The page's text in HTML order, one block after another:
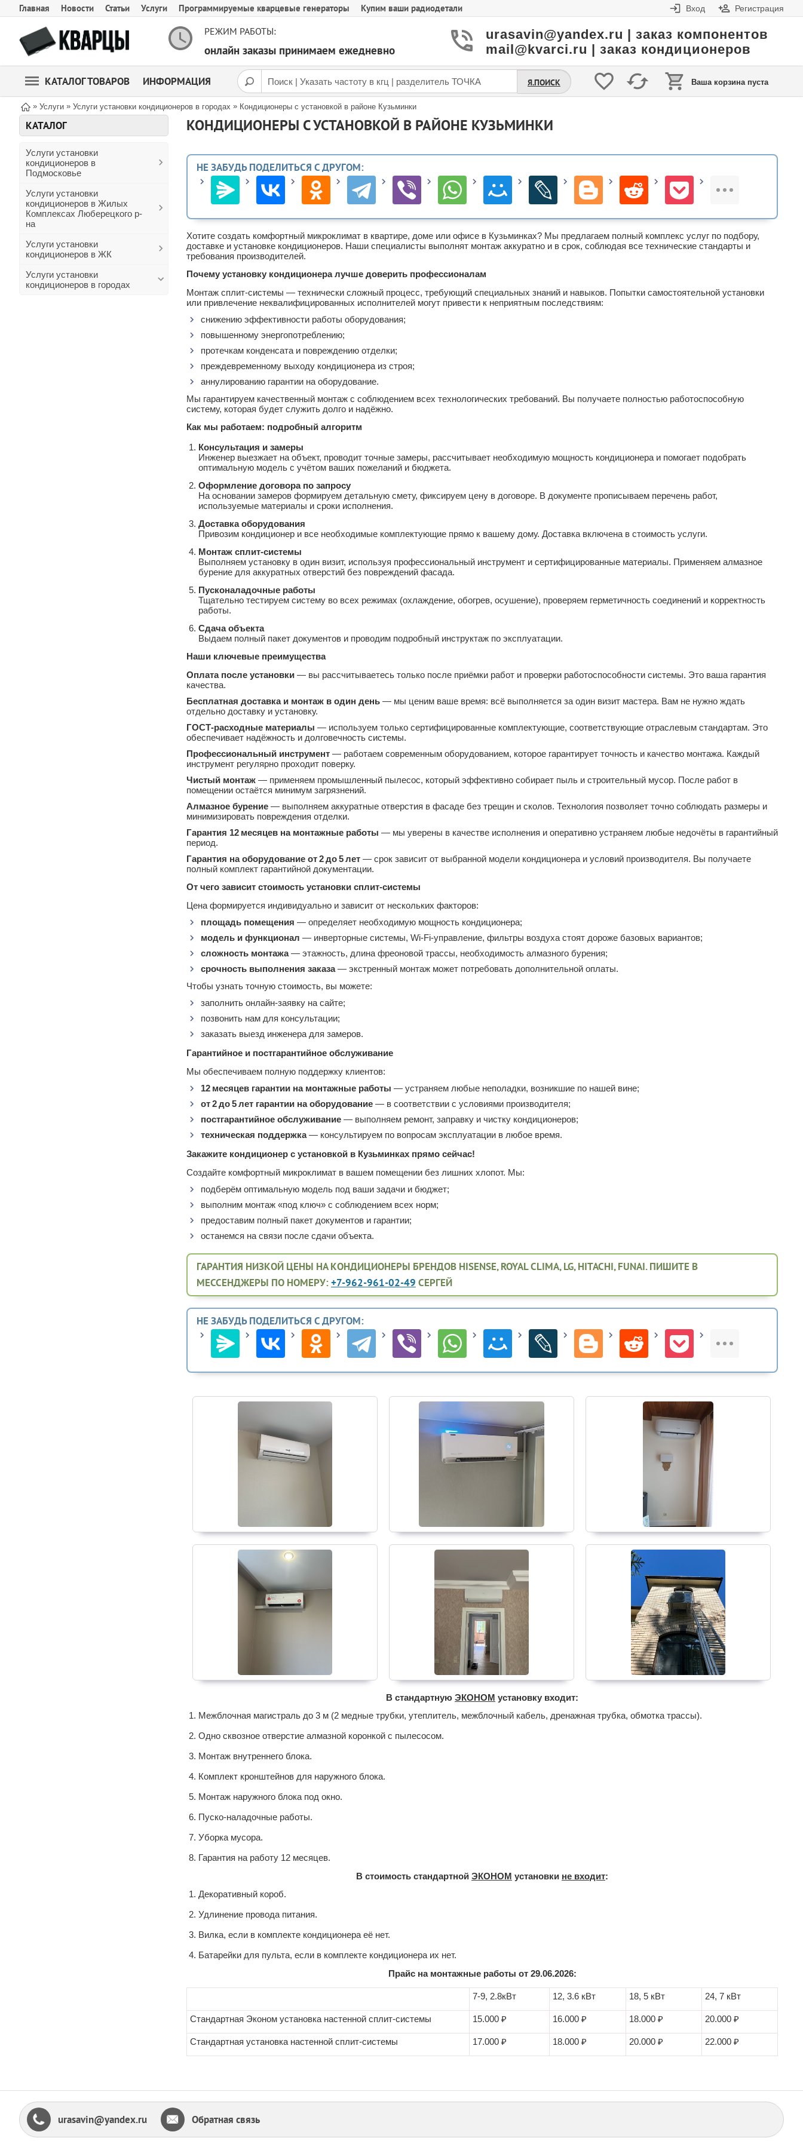
Главная Новости Статьи Услуги Программируемые кварцевые генераторы Купим ваши радиодетали Вход Регистрация
РЕЖИМ РАБОТЫ:
онлайн заказы принимаем ежедневно
urasavin@yandex.ru | заказ компонентов
mail@kvarci.ru | заказ кондиционеров
КАТАЛОГ ТОВАРОВ ИНФОРМАЦИЯ Ваша корзина пуста
Я.ПОИСК
» Услуги » Услуги установки кондиционеров в городах » Кондиционеры с установкой в районе Кузьминки
КАТАЛОГ
Услуги установки
кондиционеров в
Подмосковье
Услуги установки
кондиционеров в Жилых
Комплексах Люберецкого р-
на
Услуги установки
кондиционеров в ЖК
Услуги установки
кондиционеров в городах
КОНДИЦИОНЕРЫ С УСТАНОВКОЙ В РАЙОНЕ КУЗЬМИНКИ
НЕ ЗАБУДЬ ПОДЕЛИТЬСЯ С ДРУГОМ:
Хотите создать комфортный микроклимат в квартире, доме или офисе в Кузьминках? Мы предлагаем полный комплекс услуг по подбору,
доставке и установке кондиционеров. Наши специалисты выполнят монтаж аккуратно и в срок, соблюдая все технические стандарты и
требования производителей.
Почему установку кондиционера лучше доверить профессионалам
Монтаж сплит‑системы — технически сложный процесс, требующий специальных знаний и навыков. Попытки самостоятельной установки
или привлечение неквалифицированных исполнителей могут привести к неприятным последствиям:
снижению эффективности работы оборудования;
повышенному энергопотреблению;
протечкам конденсата и повреждению отделки;
преждевременному выходу кондиционера из строя;
аннулированию гарантии на оборудование.
Мы гарантируем качественный монтаж с соблюдением всех технологических требований. Вы получаете полностью работоспособную
систему, которая будет служить долго и надёжно.
Как мы работаем: подробный алгоритм
Консультация и замеры
Инженер выезжает на объект, проводит точные замеры, рассчитывает необходимую мощность кондиционера и помогает подобрать
оптимальную модель с учётом ваших пожеланий и бюджета.
Оформление договора по запросу
На основании замеров формируем детальную смету, фиксируем цену в договоре. В документе прописываем перечень работ,
используемые материалы и сроки исполнения.
Доставка оборудования
Привозим кондиционер и все необходимые комплектующие прямо к вашему дому. Доставка включена в стоимость услуги.
Монтаж сплит‑системы
Выполняем установку в один визит, используя профессиональный инструмент и сертифицированные материалы. Применяем алмазное
бурение для аккуратных отверстий без повреждений фасада.
Пусконаладочные работы
Тщательно тестируем систему во всех режимах (охлаждение, обогрев, осушение), проверяем герметичность соединений и корректность
работы.
Сдача объекта
Выдаем полный пакет документов и проводим подробный инструктаж по эксплуатации.
Наши ключевые преимущества
Оплата после установки — вы рассчитываетесь только после приёмки работ и проверки работоспособности системы. Это ваша гарантия
качества.
Бесплатная доставка и монтаж в один день — мы ценим ваше время: всё выполняется за один визит мастера. Вам не нужно ждать
отдельно доставку и установку.
ГОСТ‑расходные материалы — используем только сертифицированные комплектующие, соответствующие отраслевым стандартам. Это
обеспечивает надёжность и долговечность системы.
Профессиональный инструмент — работаем современным оборудованием, которое гарантирует точность и качество монтажа. Каждый
инструмент регулярно проходит поверку.
Чистый монтаж — применяем промышленный пылесос, который эффективно собирает пыль и строительный мусор. После работ в
помещении остаётся минимум загрязнений.
Алмазное бурение — выполняем аккуратные отверстия в фасаде без трещин и сколов. Технология позволяет точно соблюдать размеры и
минимизировать повреждения отделки.
Гарантия 12 месяцев на монтажные работы — мы уверены в качестве исполнения и оперативно устраняем любые недочёты в гарантийный
период.
Гарантия на оборудование от 2 до 5 лет — срок зависит от выбранной модели кондиционера и условий производителя. Вы получаете
полный комплект гарантийной документации.
От чего зависит стоимость установки сплит‑системы
Цена формируется индивидуально и зависит от нескольких факторов:
площадь помещения — определяет необходимую мощность кондиционера;
модель и функционал — инверторные системы, Wi‑Fi‑управление, фильтры воздуха стоят дороже базовых вариантов;
сложность монтажа— этажность, длина фреоновой трассы, необходимость алмазного бурения;
срочность выполнения заказа— экстренный монтаж может потребовать дополнительной оплаты.
Чтобы узнать точную стоимость, вы можете:
заполнить онлайн‑заявку на сайте;
позвонить нам для консультации;
заказать выезд инженера для замеров.
Гарантийное и постгарантийное обслуживание
Мы обеспечиваем полную поддержку клиентов:
12 месяцев гарантии на монтажные работы — устраняем любые неполадки, возникшие по нашей вине;
от 2 до 5 лет гарантии на оборудование — в соответствии с условиями производителя;
постгарантийное обслуживание — выполняем ремонт, заправку и чистку кондиционеров;
техническая поддержка— консультируем по вопросам эксплуатации в любое время.
Закажите кондиционер с установкой в Кузьминках прямо сейчас!
Создайте комфортный микроклимат в вашем помещении без лишних хлопот. Мы:
подберём оптимальную модель под ваши задачи и бюджет;
выполним монтаж «под ключ» с соблюдением всех норм;
предоставим полный пакет документов и гарантии;
останемся на связи после сдачи объекта.
ГАРАНТИЯ НИЗКОЙ ЦЕНЫ НА КОНДИЦИОНЕРЫ БРЕНДОВ HISENSE, ROYAL CLIMA, LG, HITACHI, FUNAI. ПИШИТЕ В
МЕССЕНДЖЕРЫ ПО НОМЕРУ:+7-962-961-02-49 СЕРГЕЙ
НЕ ЗАБУДЬ ПОДЕЛИТЬСЯ С ДРУГОМ:
В стандартную ЭКОНОМ установку входит:
Межблочная магистраль до 3 м (2 медные трубки, утеплитель, межблочный кабель, дренажная трубка, обмотка трассы).
Одно сквозное отверстие алмазной коронкой с пылесосом.
Монтаж внутреннего блока.
Комплект кронштейнов для наружного блока.
Монтаж наружного блока под окно.
Пуско-наладочные работы.
Уборка мусора.
Гарантия на работу 12 месяцев.
В стоимость стандартной ЭКОНОМ установки не входит:
Декоративный короб.
Удлинение провода питания.
Вилка, если в комплекте кондиционера её нет.
Батарейки для пульта, если в комплекте кондиционера их нет.
Прайс на монтажные работы от 29.06.2026:
7-9, 2.8кВт 12, 3.6 кВт 18, 5 кВт 24, 7 кВт
Стандартная Эконом установка настенной сплит-системы 15.000 ₽ 16.000 ₽ 18.000 ₽ 20.000 ₽
Стандартная установка настенной сплит-системы 17.000 ₽ 18.000 ₽ 20.000 ₽ 22.000 ₽
urasavin@yandex.ru Обратная связь